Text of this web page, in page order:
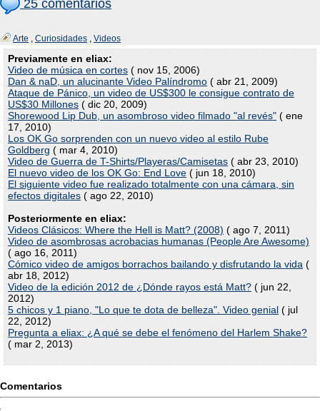
25 comentarios
Arte , Curiosidades , Videos
Previamente en eliax:
Video de música en cortes ( nov 15, 2006)
Dan & naD, un alucinante Video Palíndromo ( abr 21, 2009)
Ataque de Pánico, un video de US$300 le consigue contrato de
US$30 Millones ( dic 20, 2009)
Shorewood Lip Dub, un asombroso video filmado "al revés" ( ene
17, 2010)
Los OK Go sorprenden con un nuevo video al estilo Rube
Goldberg ( mar 4, 2010)
Video de Guerra de T-Shirts/Playeras/Camisetas ( abr 23, 2010)
El nuevo video de los OK Go: End Love ( jun 18, 2010)
El siguiente video fue realizado totalmente con una cámara, sin
efectos digitales ( ago 22, 2010)
Posteriormente en eliax:
Videos Clásicos: Where the Hell is Matt? (2008) ( ago 7, 2011)
Video de asombrosas acrobacias humanas (People Are Awesome)
( ago 16, 2011)
Cómico video de amigos borrachos bailando y disfrutando la vida (
abr 18, 2012)
Video de la edición 2012 de ¿Dónde rayos está Matt? ( jun 22,
2012)
5 chicos y 1 piano, "Lo que te dota de belleza". Video genial ( jul
22, 2012)
Pregunta a eliax: ¿A qué se debe el fenómeno del Harlem Shake?
( mar 2, 2013)
Comentarios